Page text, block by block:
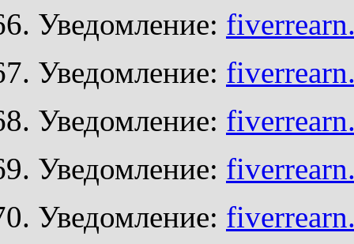
Уведомление:
Уведомление:
Уведомление:
Уведомление:
Уведомление: